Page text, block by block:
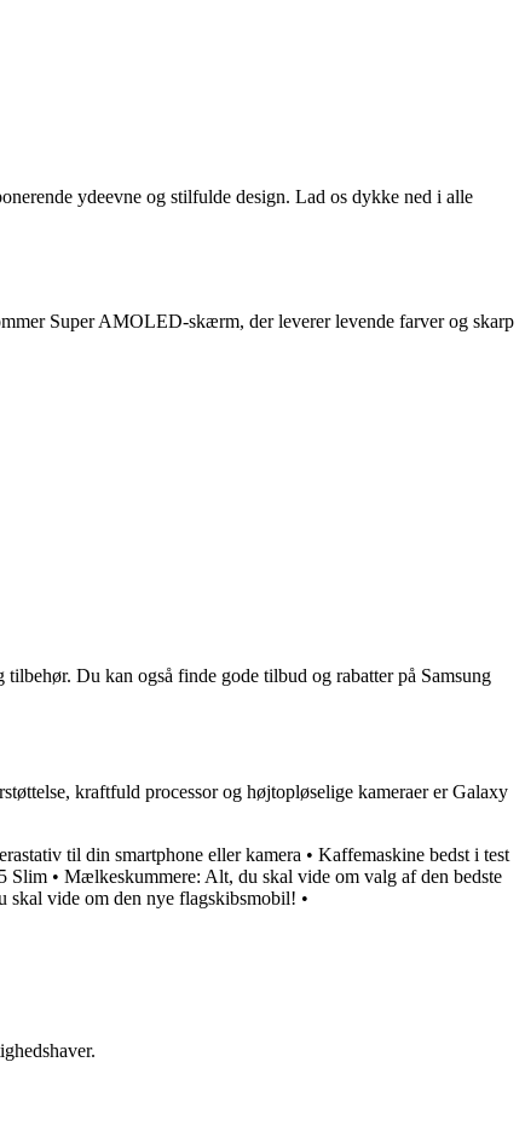
ydeevne og stilfulde design. Lad os dykke ned i alle
Super AMOLED-skærm, der leverer levende farver og skarp
Du kan også finde gode tilbud og rabatter på Samsung
kraftfuld processor og højtopløselige kameraer er Galaxy
til din smartphone eller kamera • Kaffemaskine bedst i test
Slim • Mælkeskummere: Alt, du skal vide om valg af den bedste
skal vide om den nye flagskibsmobil! •